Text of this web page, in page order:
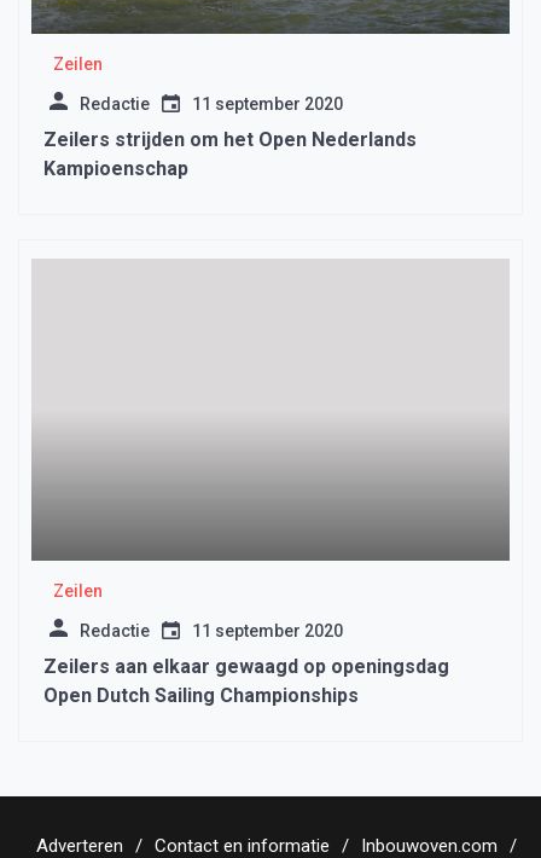
Zeilen
Redactie 11 september 2020
Zeilers strijden om het Open Nederlands
Kampioenschap
Zeilen
Redactie 11 september 2020
Zeilers aan elkaar gewaagd op openingsdag
Open Dutch Sailing Championships
Adverteren Contact en informatie Inbouwoven.com